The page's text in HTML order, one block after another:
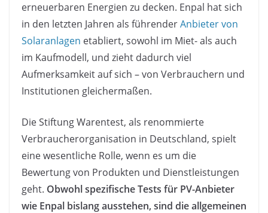
erneuerbaren Energien zu decken. Enpal hat sich
in den letzten Jahren als führenderAnbieter von
Solaranlagen etabliert, sowohl im Miet- als auch
im Kaufmodell, und zieht dadurch viel
Aufmerksamkeit auf sich – von Verbrauchern und
Institutionen gleichermaßen.
Die Stiftung Warentest, als renommierte
Verbraucherorganisation in Deutschland, spielt
eine wesentliche Rolle, wenn es um die
Bewertung von Produkten und Dienstleistungen
geht. Obwohl spezifische Tests für PV-Anbieter
wie Enpal bislang ausstehen, sind die allgemeinen